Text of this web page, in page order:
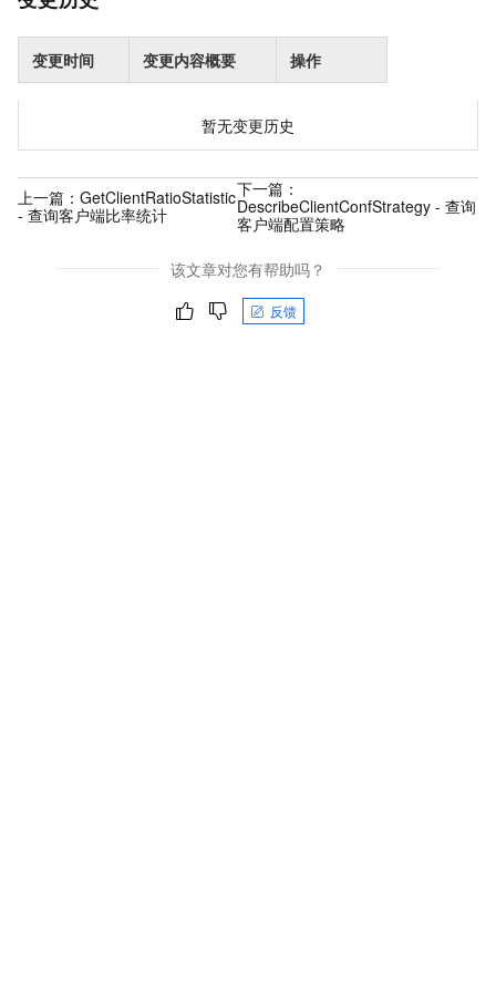
变更时间 变更内容概要 操作
暂无变更历史
上一篇： GetClientRatioStatistic
- 查询客户端比率统计
下一篇：
DescribeClientConfStrategy - 查询
客户端配置策略
该文章对您有帮助吗？
反馈